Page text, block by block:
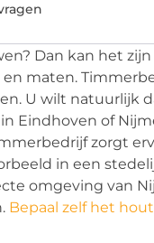
Dan kan het
maten.
U wilt natuurlijk
Eindhoven of
zorgt
in een
omgeving van
Bepaal zelf het